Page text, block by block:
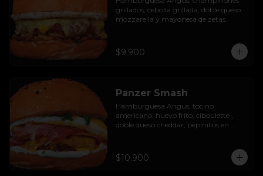
grillados, cebolla grillada, doble queso
mozzarella y mayonesa de zetas.
$9.900
Panzer Smash
Hamburguesa Angus, tocino
americano, huevo frito, ciboulette ,
doble queso cheddar, pepinillos en
$10.900